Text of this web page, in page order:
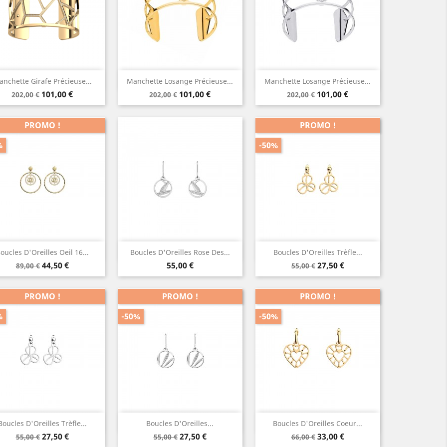
Girafe Précieuse...
Prix
de
202,00 € Prix
101,00 €
Aperçu rapide
DoréArgenté
Doré
Rose
Manchette Losange Précieuse...
Prix
de
202,00 € Prix
101,00 €
Aperçu rapide Manchette Losange Précieuse...
Prix
de
202,00 € Prix
101,00 €
Aperçu rapide
D'Oreilles Oeil 16...
Prix
de
89,00 € Prix
44,50 €
PROMO !
Aperçu rapide Boucles D'Oreilles Rose Des...
Prix
55,00 €
 Aperçu rapide Boucles D'Oreilles Trèfle...
Prix
de
55,00 € Prix
27,50 €
PROMO !
-50%
Aperçu rapide
D'Oreilles Trèfle...
Prix
55,00 € Prix
27,50 €
PROMO !
Aperçu rapide Boucles D'Oreilles...
Prix
55,00 € Prix
27,50 €
PROMO !
-50%
Aperçu rapide Boucles D'Oreilles Coeur...
Prix
66,00 € Prix
33,00 €
PROMO !
-50%
Aperçu rapide